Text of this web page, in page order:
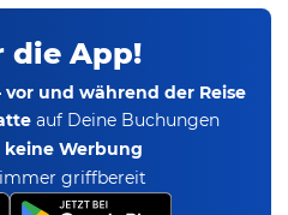
die App!
und während der Reise
auf Deine Buchungen
keine Werbung
griffbereit